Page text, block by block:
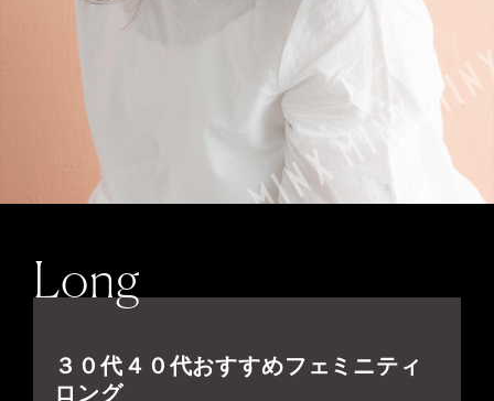
Long
３０代４０代おすすめフェミニティ
ロング